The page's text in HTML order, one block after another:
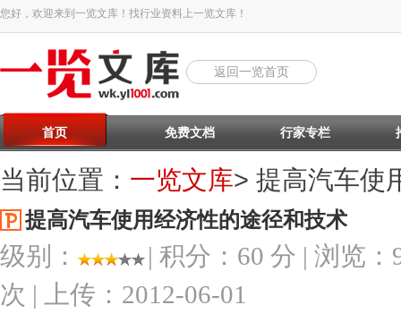
您好，欢迎来到一览文库！找行业资料上一览文库！
返回一览首页
首页 免费文档 行家专栏
当前位置： 一览文库> 提高汽车使
提高汽车使用经济性的途径和技术
级别：
| 积分：60 分 | 浏览
次 | 上传：2012-06-01